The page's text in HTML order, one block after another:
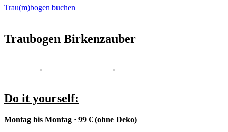
Trau(m)bogen buchen
Traubogen Birkenzauber
Do it yourself:
Montag bis Montag · 99 € (ohne Deko)